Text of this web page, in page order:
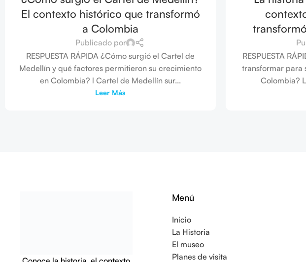
El contexto histórico que transformó
a Colombia
Publicado por
RESPUESTA RÁPIDA ¿Cómo surgió el Cartel de
Medellín y qué factores permitieron su crecimiento
en Colombia? l Cartel de Medellín sur...
Leer Más
RESPUESTA
transformar para
Colombia?
Menú
Inicio
La Historia
El museo
Planes de visita